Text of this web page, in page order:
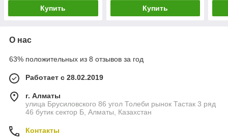
Купить Купить
О нас
63% положительных из 8 отзывов за год
Работает с 28.02.2019
г. Алматы
улица Брусиловского 86 угол Толеби рынок Тастак 3 ряд
46 бутик сектор Б, Алматы, Казахстан
Контакты